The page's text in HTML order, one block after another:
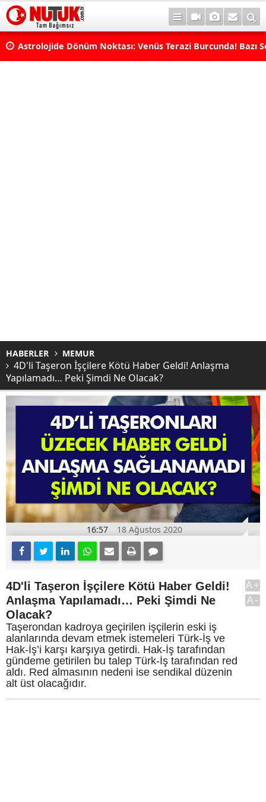
Astrolojide Dönüm Noktası: Venüs Terazi Burcunda! Bazı
HABERLER MEMUR
4D'li Taşeron İşçilere Kötü Haber Geldi! Anlaşma
Yapılamadı… Peki Şimdi Ne Olacak?
16:57 18 Ağustos 2020
4D'li Taşeron İşçilere Kötü Haber Geldi!
Anlaşma Yapılamadı… Peki Şimdi Ne
Olacak?
Taşerondan kadroya geçirilen işçilerin eski iş
alanlarında devam etmek istemeleri Türk-İş ve
Hak-İş’i karşı karşıya getirdi. Hak-İş tarafından
gündeme getirilen bu talep Türk-İş tarafından red
aldı. Red almasının nedeni ise sendikal düzenin
alt üst olacağıdır.
A+
A-